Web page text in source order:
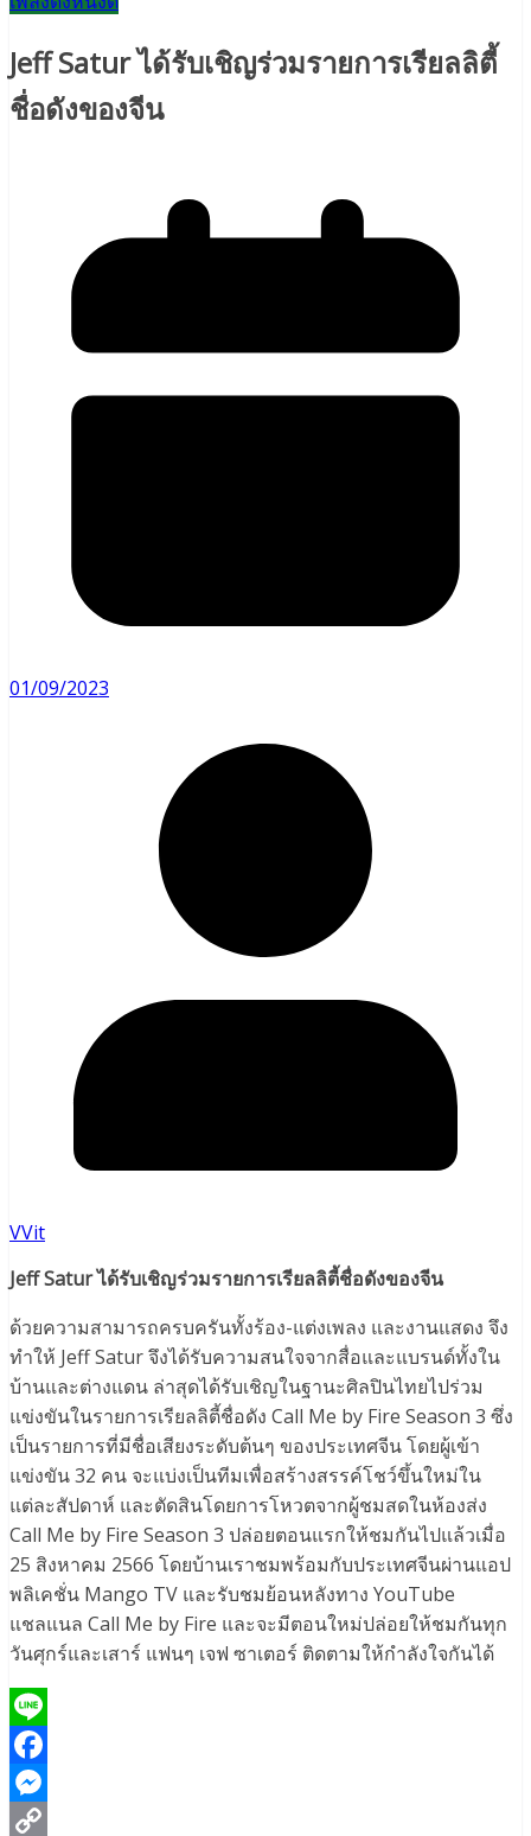
Jeff Satur ได้รับเชิญร่วมรายการเรียลลิตี้
ชื่อดังของจีน
01/09/2023
VVit
Jeff Satur ได้รับเชิญร่วมรายการเรียลลิตี้ชื่อดังของจีน
ด้วยความสามารถครบครันทั้งร้อง-แต่งเพลง และงานแสดง จึง
ทำให้ Jeff Satur จึงได้รับความสนใจจากสื่อและแบรนด์ทั้งใน
บ้านและต่างแดน ล่าสุดได้รับเชิญในฐานะศิลปินไทยไปร่วม
แข่งขันในรายการเรียลลิตี้ชื่อดัง Call Me by Fire Season 3 ซึ่ง
เป็นรายการที่มีชื่อเสียงระดับต้นๆ ของประเทศจีน โดยผู้เข้า
แข่งขัน 32 คน จะแบ่งเป็นทีมเพื่อสร้างสรรค์โชว์ขึ้นใหม่ใน
แต่ละสัปดาห์ และตัดสินโดยการโหวตจากผู้ชมสดในห้องส่ง
Call Me by Fire Season 3 ปล่อยตอนแรกให้ชมกันไปแล้วเมื่อ
25 สิงหาคม 2566 โดยบ้านเราชมพร้อมกับประเทศจีนผ่านแอป
พลิเคชั่น Mango TV และรับชมย้อนหลังทาง YouTube
แชลแนล Call Me by Fire และจะมีตอนใหม่ปล่อยให้ชมกันทุก
วันศุกร์และเสาร์ แฟนๆ เจฟ ซาเตอร์ ติดตามให้กำลังใจกันได้
Line
Facebook
Messenger